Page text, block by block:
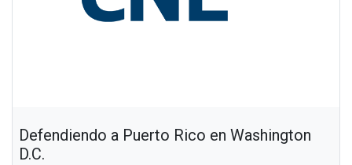
Defendiendo a Puerto Rico en Washington
D.C.